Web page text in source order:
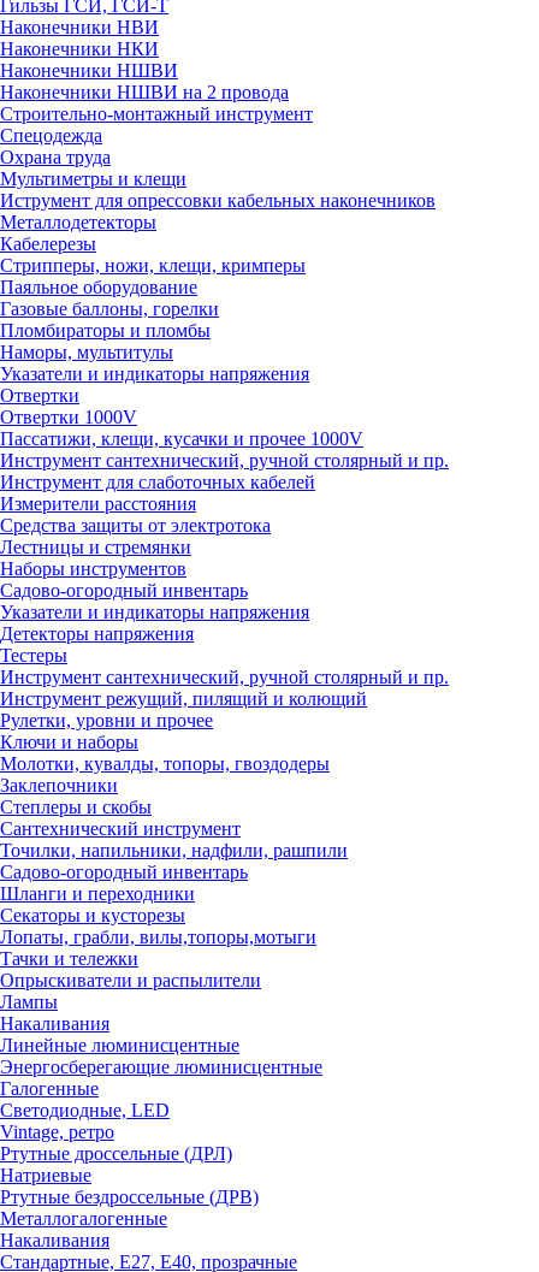
Гильзы ГСИ, ГСИ-Т
Наконечники НВИ
Наконечники НКИ
Наконечники НШВИ
Наконечники НШВИ на 2 провода
Строительно-монтажный инструмент
Спецодежда
Охрана труда
Мультиметры и клещи
Иструмент для опрессовки кабельных наконечников
Металлодетекторы
Кабелерезы
Стрипперы, ножи, клещи, кримперы
Паяльное оборудование
Газовые баллоны, горелки
Пломбираторы и пломбы
Наморы, мультитулы
Указатели и индикаторы напряжения
Отвертки
Отвертки 1000V
Пассатижи, клещи, кусачки и прочее 1000V
Инструмент сантехнический, ручной столярный и пр.
Инструмент для слаботочных кабелей
Измерители расстояния
Средства защиты от электротока
Лестницы и стремянки
Наборы инструментов
Садово-огородный инвентарь
Указатели и индикаторы напряжения
Детекторы напряжения
Тестеры
Инструмент сантехнический, ручной столярный и пр.
Инструмент режущий, пилящий и колющий
Рулетки, уровни и прочее
Ключи и наборы
Молотки, кувалды, топоры, гвоздодеры
Заклепочники
Степлеры и скобы
Сантехнический инструмент
Точилки, напильники, надфили, рашпили
Садово-огородный инвентарь
Шланги и переходники
Секаторы и кусторезы
Лопаты, грабли, вилы,топоры,мотыги
Тачки и тележки
Опрыскиватели и распылители
Лампы
Накаливания
Линейные люминисцентные
Энергосберегающие люминисцентные
Галогенные
Светодиодные, LED
Vintage, ретро
Ртутные дроссельные (ДРЛ)
Натриевые
Ртутные бездроссельные (ДРВ)
Металлогалогенные
Накаливания
Стандартные, Е27, Е40, прозрачные